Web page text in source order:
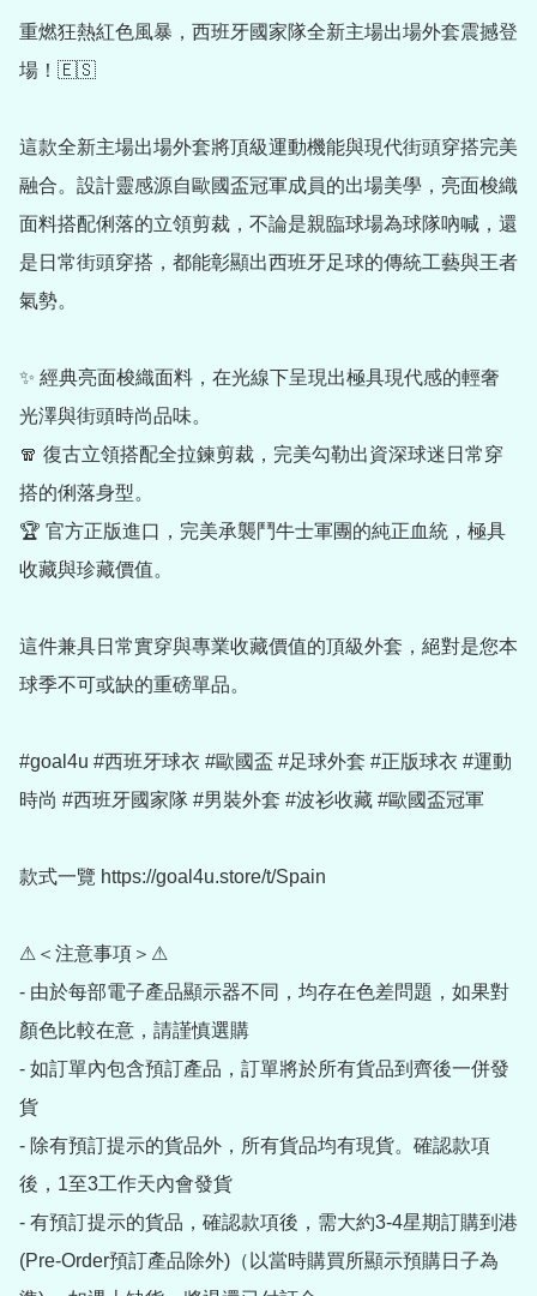
重燃狂熱紅色風暴，西班牙國家隊全新主場出場外套震撼登
場！🇪🇸
這款全新主場出場外套將頂級運動機能與現代街頭穿搭完美
融合。設計靈感源自歐國盃冠軍成員的出場美學，亮面梭織
面料搭配俐落的立領剪裁，不論是親臨球場為球隊吶喊，還
是日常街頭穿搭，都能彰顯出西班牙足球的傳統工藝與王者
氣勢。
✨ 經典亮面梭織面料，在光線下呈現出極具現代感的輕奢
光澤與街頭時尚品味。
🧣 復古立領搭配全拉鍊剪裁，完美勾勒出資深球迷日常穿
搭的俐落身型。
🏆 官方正版進口，完美承襲鬥牛士軍團的純正血統，極具
收藏與珍藏價值。
這件兼具日常實穿與專業收藏價值的頂級外套，絕對是您本
球季不可或缺的重磅單品。
#goal4u #西班牙球衣 #歐國盃 #足球外套 #正版球衣 #運動
時尚 #西班牙國家隊 #男裝外套 #波衫收藏 #歐國盃冠軍
款式一覽 https://goal4u.store/t/Spain
⚠＜注意事項＞⚠
- 由於每部電子產品顯示器不同，均存在色差問題，如果對
顏色比較在意，請謹慎選購
- 如訂單內包含預訂產品，訂單將於所有貨品到齊後一併發
貨
- 除有預訂提示的貨品外，所有貨品均有現貨。確認款項
後，1至3工作天內會發貨
- 有預訂提示的貨品，確認款項後，需大約3-4星期訂購到港
(Pre-Order預訂產品除外)（以當時購買所顯示預購日子為